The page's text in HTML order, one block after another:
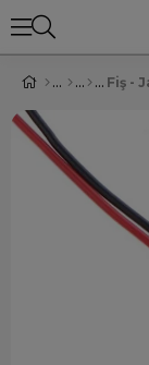
Fiş -